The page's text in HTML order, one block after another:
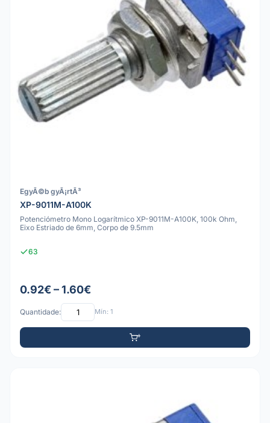
EgyÃ©b gyÃ¡rtÃ³
XP-9011M-A100K
Potenciómetro Mono Logarítmico XP-9011M-A100K, 100k Ohm,
Eixo Estriado de 6mm, Corpo de 9.5mm
63
0.92€ – 1.60€
Quantidade: Mín: 1